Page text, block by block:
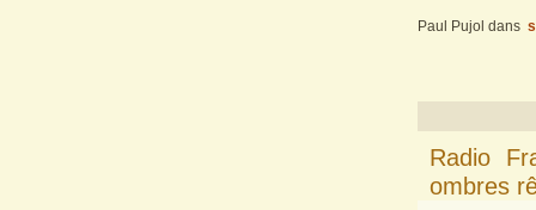
Paul Pujol dans
Radio
ombres